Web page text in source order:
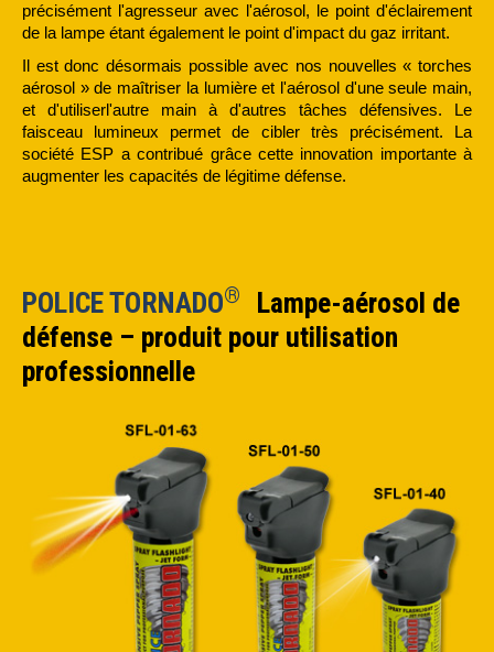
précisément l'agresseur avec l'aérosol, le point d'éclairement
de la lampe étant également le point d'impact du gaz irritant.
Il est donc désormais possible avec nos nouvelles « torches
aérosol » de maîtriser la lumière et l'aérosol d'une seule main,
et d'utiliserl'autre main à d'autres tâches défensives. Le
faisceau lumineux permet de cibler très précisément. La
société ESP a contribué grâce cette innovation importante à
augmenter les capacités de légitime défense.
POLICE TORNADO® Lampe-aérosol de
défense – produit pour utilisation
professionnelle